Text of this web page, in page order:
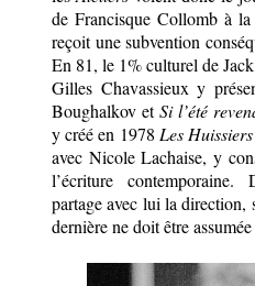
de Francisque Collomb à
reçoit une subvention
En 81, le 1% culturel de
Gilles Chavassieux y
Boughalkov etSi l’été
y créé en 1978 Les Huissiers
avec Nicole Lachaise, y
l’écriture
partage avec lui la direction,
dernière ne doit être